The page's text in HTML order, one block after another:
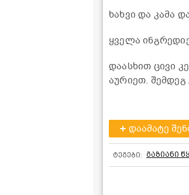
ხახვი და კამა
ყველა
დაასხით ცივი
აურიეთ.
დაამატე
ტეგები: გაზიანი